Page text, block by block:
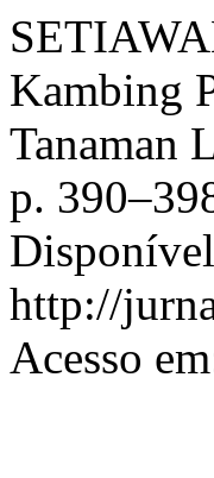
Kambing
Tanaman
p.
http://
Acesso